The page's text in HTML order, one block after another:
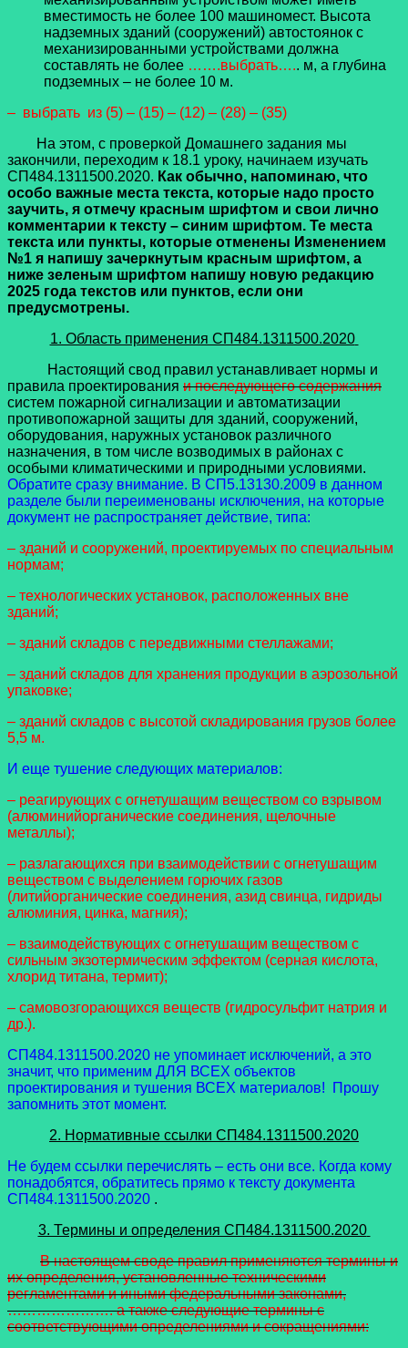
вместимость не более 100 машиномест. Высота
надземных зданий (сооружений) автостоянок с
механизированными устройствами должна
составлять не более …….выбрать….. м, а глубина
подземных – не более 10 м.
– выбрать из (5) – (15) – (12) – (28) – (35)
На этом, с проверкой Домашнего задания мы
закончили, переходим к 18.1 уроку, начинаем изучать
СП484.1311500.2020. Как обычно, напоминаю, что
особо важные места текста, которые надо просто
заучить, я отмечу красным шрифтом и свои лично
комментарии к тексту – синим шрифтом. Те места
текста или пункты, которые отменены Изменением
№1 я напишу зачеркнутым красным шрифтом, а
ниже зеленым шрифтом напишу новую редакцию
2025 года текстов или пунктов, если они
предусмотрены.
1. Область применения СП484.1311500.2020
Настоящий свод правил устанавливает нормы и
правила проектирования и последующего содержания
систем пожарной сигнализации и автоматизации
противопожарной защиты для зданий, сооружений,
оборудования, наружных установок различного
назначения, в том числе возводимых в районах с
особыми климатическими и природными условиями.
Обратите сразу внимание. В СП5.13130.2009 в данном
разделе были переименованы исключения, на которые
документ не распространяет действие, типа:
– зданий и сооружений, проектируемых по специальным
нормам;
– технологических установок, расположенных вне
зданий;
– зданий складов с передвижными стеллажами;
– зданий складов для хранения продукции в аэрозольной
упаковке;
– зданий складов с высотой складирования грузов более
5,5 м.
И еще тушение следующих материалов:
– реагирующих с огнетушащим веществом со взрывом
(алюминийорганические соединения, щелочные
металлы);
– разлагающихся при взаимодействии с огнетушащим
веществом с выделением горючих газов
(литийорганические соединения, азид свинца, гидриды
алюминия, цинка, магния);
– взаимодействующих с огнетушащим веществом с
сильным экзотермическим эффектом (серная кислота,
хлорид титана, термит);
– самовозгорающихся веществ (гидросульфит натрия и
др.).
СП484.1311500.2020 не упоминает исключений, а это
значит, что применим ДЛЯ ВСЕХ объектов
проектирования и тушения ВСЕХ материалов! Прошу
запомнить этот момент.
2. Нормативные ссылки СП484.1311500.2020
Не будем ссылки перечислять – есть они все. Когда кому
понадобятся, обратитесь прямо к тексту документа
СП484.1311500.2020 .
3. Термины и определения СП484.1311500.2020
В настоящем своде правил применяются термины и
их определения, установленные техническими
регламентами и иными федеральными законами,
…………………. а также следующие термины с
соответствующими определениями и сокращениями: